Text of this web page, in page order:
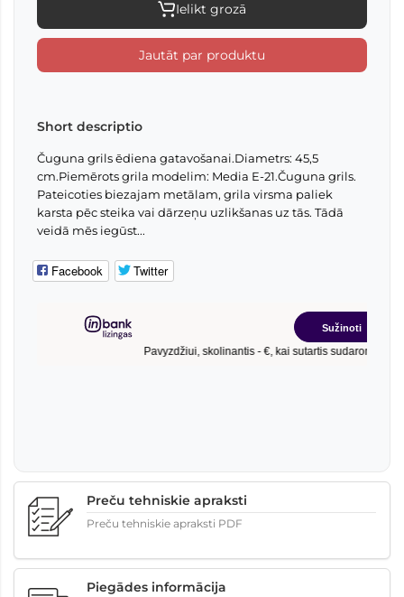
Ielikt grozā
Jautāt par produktu
Short descriptio
Čuguna grils ēdiena gatavošanai.Diametrs: 45,5
cm.Piemērots grila modelim: Media E-21.Čuguna grils.
Pateicoties biezajam metālam, grila virsma paliek
karsta pēc steika vai dārzeņu uzlikšanas uz tās. Tādā
veidā mēs iegūst...
Facebook Twitter
Preču tehniskie apraksti
Preču tehniskie apraksti PDF
Piegādes informācija